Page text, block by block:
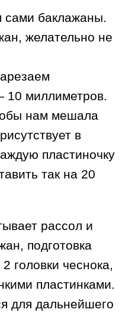
сами баклажаны.
желательно не
10 миллиметров.
нам мешала
в
пластиночку
так на 20
рассол и
подготовка
головки чеснока,
пластинками.
для дальнейшего